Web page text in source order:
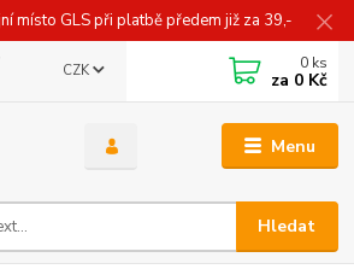
místo GLS při platbě předem již za 39,-
Menu
CZK
Hledat
0 ks
za 0 Kč